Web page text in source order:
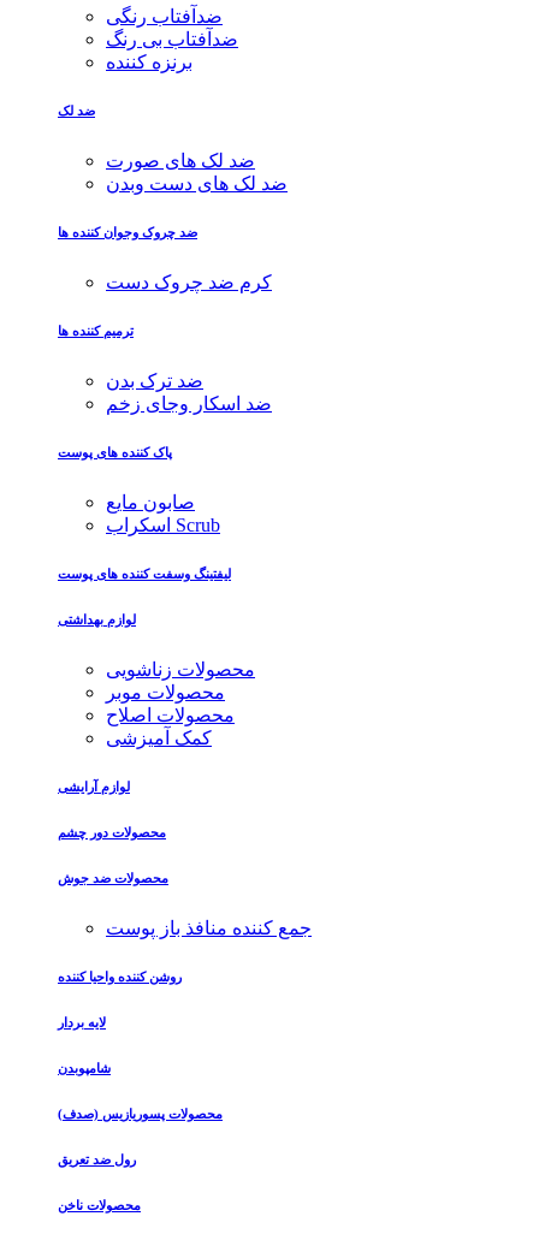
ضدآفتاب رنگی
ضدآفتاب بی رنگ
برنزه کننده
ضد لک
ضد لک های صورت
ضد لک های دست وبدن
ضد چروک وجوان کننده ها
کرم ضد چروک دست
ترمیم کننده ها
ضد ترک بدن
ضد اسکار وجای زخم
پاک کننده های پوست
صابون مایع
اسکراب Scrub
لیفتینگ وسفت کننده های پوست
لوازم بهداشتی
محصولات زناشویی
محصولات موبر
محصولات اصلاح
کمک آمیزشی
لوازم آرایشی
محصولات دور چشم
محصولات ضد جوش
جمع کننده منافذ باز پوست
روشن کننده واحیا کننده
لایه بردار
شامپوبدن
محصولات پسوریازیس (صدف)
رول ضد تعریق
محصولات ناخن